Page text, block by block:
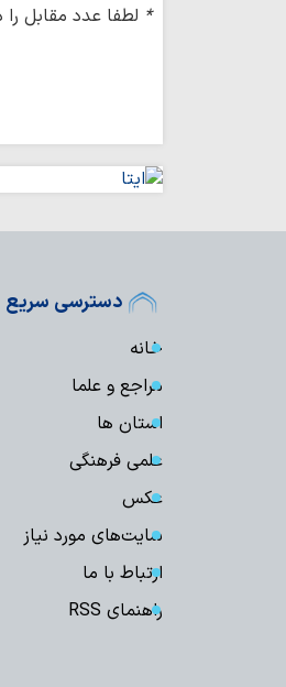
* لطفا عدد مقابل
دسترسی سریع
خانه
مراجع و علما
استان ها
علمی فرهنگی
عکس
سایت‌های مورد نیاز
ارتباط با ما
راهنمای RSS